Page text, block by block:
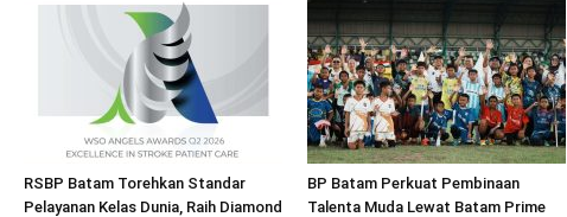
RSBP Batam Torehkan Standar
Pelayanan Kelas Dunia, Raih Diamond
BP Batam Perkuat Pembinaan
Talenta Muda Lewat Batam Prime